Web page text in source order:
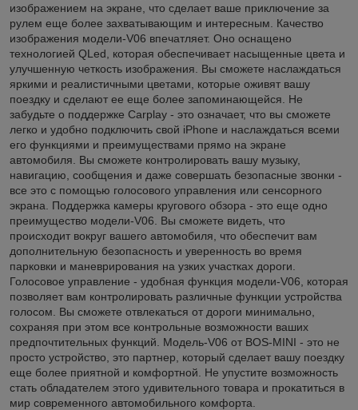
изображением на экране, что сделает ваше приключение за
рулем еще более захватывающим и интересным. Качество
изображения модели-V06 впечатляет. Оно оснащено
технологией QLed, которая обеспечивает насыщенные цвета и
улучшенную четкость изображения. Вы сможете наслаждаться
яркими и реалистичными цветами, которые оживят вашу
поездку и сделают ее еще более запоминающейся. Не
забудьте о поддержке Carplay - это означает, что вы сможете
легко и удобно подключить свой iPhone и наслаждаться всеми
его функциями и преимуществами прямо на экране
автомобиля. Вы сможете контролировать вашу музыку,
навигацию, сообщения и даже совершать безопасные звонки -
все это с помощью голосового управления или сенсорного
экрана. Поддержка камеры кругового обзора - это еще одно
преимущество модели-V06. Вы сможете видеть, что
происходит вокруг вашего автомобиля, что обеспечит вам
дополнительную безопасность и уверенность во время
парковки и маневрирования на узких участках дороги.
Голосовое управление - удобная функция модели-V06, которая
позволяет вам контролировать различные функции устройства
голосом. Вы сможете отвлекаться от дороги минимально,
сохраняя при этом все контрольные возможности ваших
предпочтительных функций. Модель-V06 от BOS-MINI - это не
просто устройство, это партнер, который сделает вашу поездку
еще более приятной и комфортной. Не упустите возможность
стать обладателем этого удивительного товара и прокатиться в
мир современного автомобильного комфорта.